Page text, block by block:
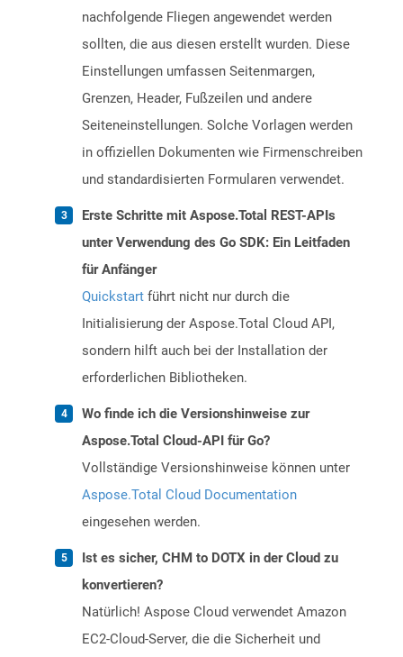
nachfolgende Fliegen angewendet werden
sollten, die aus diesen erstellt wurden. Diese
Einstellungen umfassen Seitenmargen,
Grenzen, Header, Fußzeilen und andere
Seiteneinstellungen. Solche Vorlagen werden
in offiziellen Dokumenten wie Firmenschreiben
und standardisierten Formularen verwendet.
Erste Schritte mit Aspose.Total REST-APIs
unter Verwendung des Go SDK: Ein Leitfaden
für Anfänger
Quickstart führt nicht nur durch die
Initialisierung der Aspose.Total Cloud API,
sondern hilft auch bei der Installation der
erforderlichen Bibliotheken.
Wo finde ich die Versionshinweise zur
Aspose.Total Cloud-API für Go?
Vollständige Versionshinweise können unter
Aspose.Total Cloud Documentation
eingesehen werden.
Ist es sicher, CHM to DOTX in der Cloud zu
konvertieren?
Natürlich! Aspose Cloud verwendet Amazon
EC2-Cloud-Server, die die Sicherheit und